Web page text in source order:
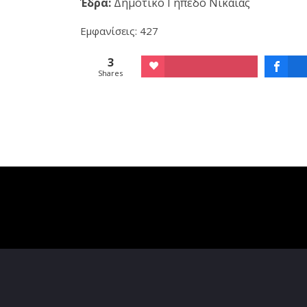
Έδρα: Δημοτικό Γήπεδο Νίκαιας
Εμφανίσεις: 427
3
Shares